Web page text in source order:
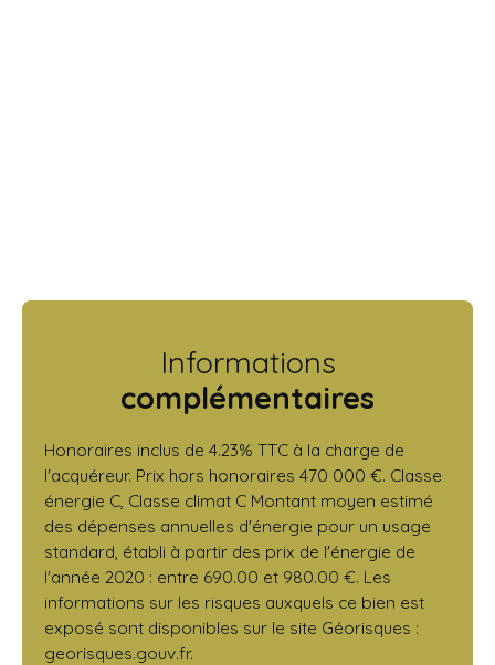
Informations
complémentaires
Honoraires inclus de 4.23% TTC à la charge de
l'acquéreur. Prix hors honoraires 470 000 €. Classe
énergie C, Classe climat C Montant moyen estimé
des dépenses annuelles d'énergie pour un usage
standard, établi à partir des prix de l'énergie de
l'année 2020 : entre 690.00 et 980.00 €. Les
informations sur les risques auxquels ce bien est
exposé sont disponibles sur le site Géorisques :
georisques.gouv.fr.